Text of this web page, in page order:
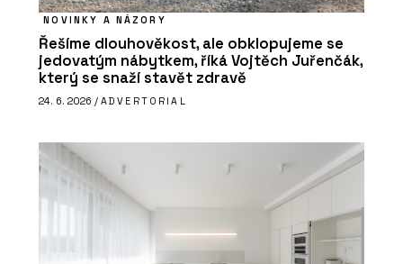
NOVINKY A NÁZORY
Řešíme dlouhověkost, ale obklopujeme se
jedovatým nábytkem, říká Vojtěch Juřenčák,
který se snaží stavět zdravě
24. 6. 2026 / ADVERTORIAL